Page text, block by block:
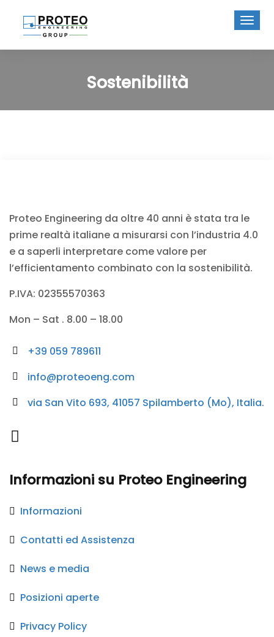
Sostenibilità
Proteo Engineering da oltre 40 anni è stata tra le
prime realtà italiane a misurarsi con l’industria 4.0
e a saperli interpretare come valore per
l’efficientamento combinato con la sostenibilità.
P.IVA: 02355570363
Mon – Sat . 8.00 – 18.00
+39 059 789611
info@proteoeng.com
via San Vito 693, 41057 Spilamberto (Mo), Italia.
Informazioni su Proteo Engineering
Informazioni
Contatti ed Assistenza
News e media
Posizioni aperte
Privacy Policy